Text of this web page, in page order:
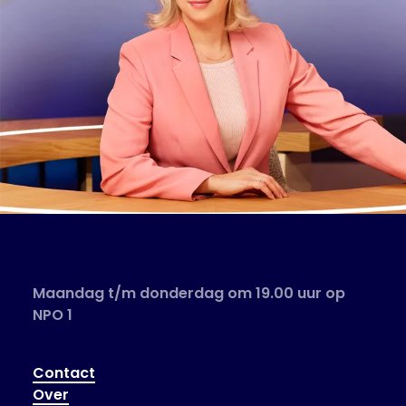
Maandag t/m donderdag om 19.00 uur op
NPO 1
Contact
Over